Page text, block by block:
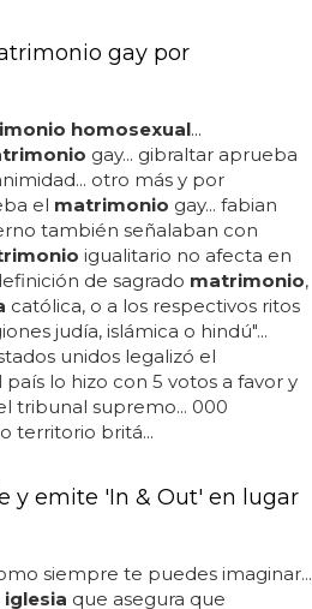
gay por
homosexual...
gay... gibraltar aprueba
otro más y por
el matrimonio gay... fabian
también señalaban con
igualitario no afecta en
de sagrado matrimonio,
católica, o a los respectivos ritos
judía, islámica o hindú"...
unidos legalizó el
lo hizo con 5 votos a favor y
tribunal supremo... 000
territorio britá...
y emite 'In & Out' en lugar
siempre te puedes imaginar...
iglesia que asegura que